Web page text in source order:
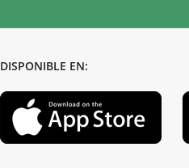
DISPONIBLE EN: